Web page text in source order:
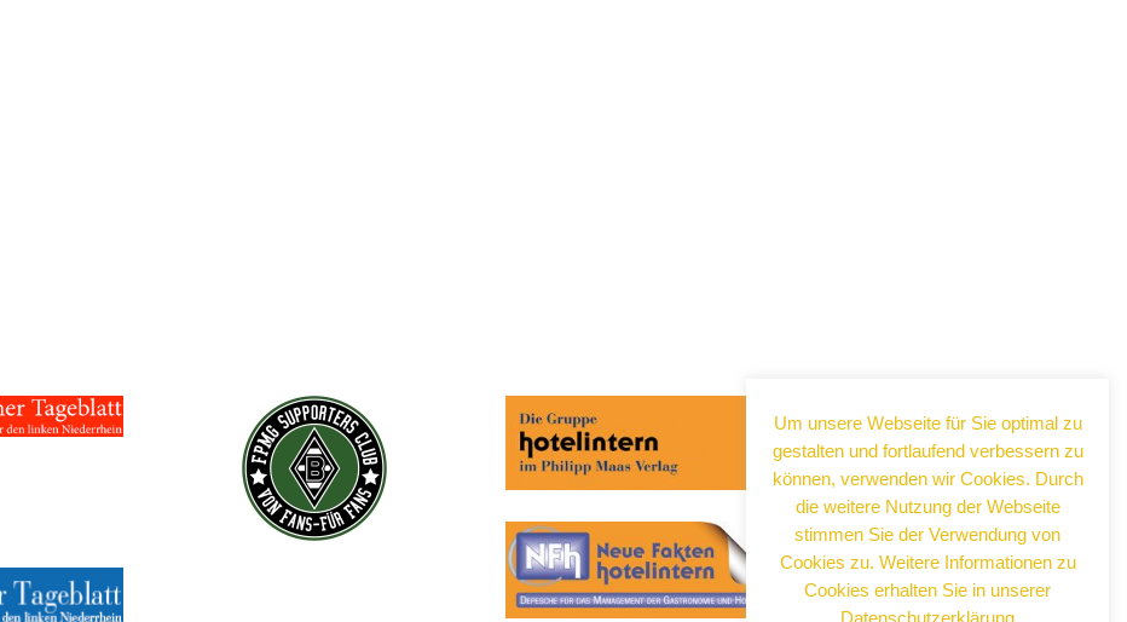
Um unsere Webseite für Sie optimal zu
gestalten und fortlaufend verbessern zu
können, verwenden wir Cookies. Durch
die weitere Nutzung der Webseite
stimmen Sie der Verwendung von
Cookies zu. Weitere Informationen zu
Cookies erhalten Sie in unserer
Datenschutzerklärung